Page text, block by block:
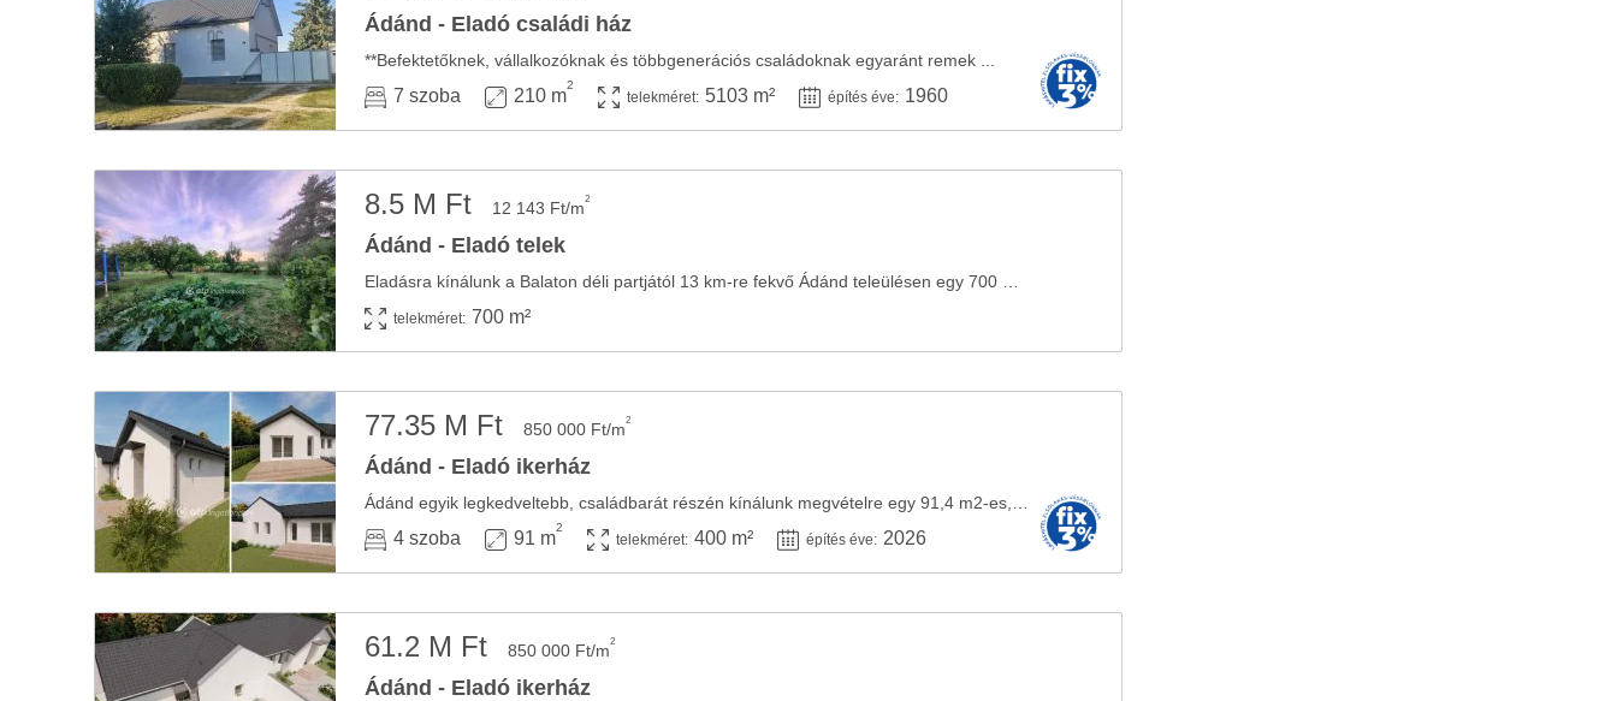
Ádánd - Eladó családi ház
**Befektetőknek, vállalkozóknak és többgenerációs családoknak egyaránt remek ...
7 szoba 210 m
2
telekméret: 5103 m² építés éve: 1960
8.5 M Ft 12 143 Ft/m2
Ádánd - Eladó telek
telekméret: 700 m²
77.35 M Ft 850 000 Ft/m2
Ádánd - Eladó ikerház
4 szoba 91 m
2
telekméret: 400 m² építés éve: 2026
61.2 M Ft 850 000 Ft/m2
Ádánd - Eladó ikerház